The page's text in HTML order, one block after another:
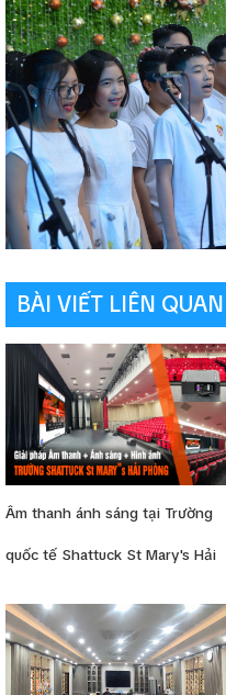
BÀI VIẾT LIÊN QUAN
Âm thanh ánh sáng tại Trường
quốc tế Shattuck St Mary's Hải